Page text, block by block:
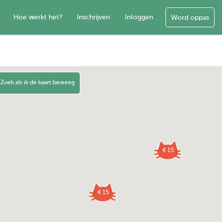
Hoe werkt het? Inschrijven Inloggen Word oppas
€ 15
€ 15
Zoek als ik de kaart beweeg